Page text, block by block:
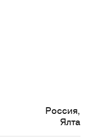
Россия,
Ялта